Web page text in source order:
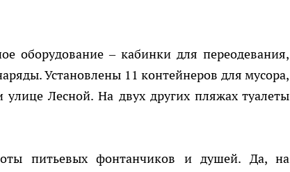
оборудование – кабинки для переодевания,
Установлены 11 контейнеров для мусора,
Лесной. На двух других пляжах туалеты
питьевых фонтанчиков и душей. Да, на